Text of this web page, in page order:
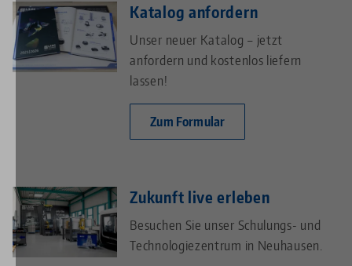
Katalog anfordern
Unser neuer Katalog – jetzt
anfordern und kostenlos liefern
lassen!
Zum Formular
Zukunft live erleben
Besuchen Sie unser Schulungs- und
Technologiezentrum in Neuhausen.